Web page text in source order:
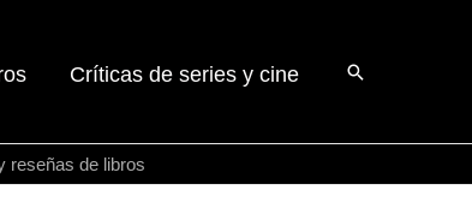
Críticas de series y cine Buscar
reseñas de libros